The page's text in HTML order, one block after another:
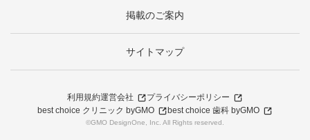
掲載のご案内
サイトマップ
利用規約運営会社
プライバシーポリシー
best choice クリニック byGMO
best choice 歯科 byGMO
©GMO DesignOne, Inc. All Rights reserved.